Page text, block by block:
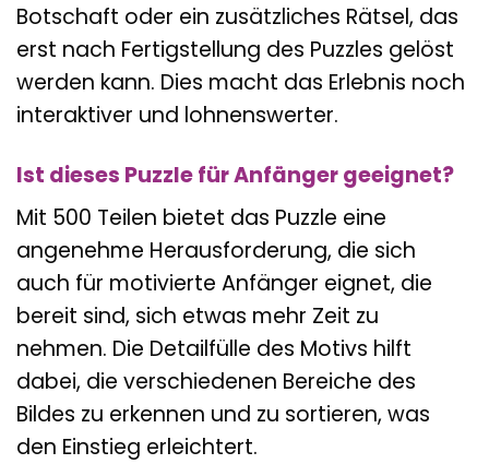
Botschaft oder ein zusätzliches Rätsel, das
erst nach Fertigstellung des Puzzles gelöst
werden kann. Dies macht das Erlebnis noch
interaktiver und lohnenswerter.
Ist dieses Puzzle für Anfänger geeignet?
Mit 500 Teilen bietet das Puzzle eine
angenehme Herausforderung, die sich
auch für motivierte Anfänger eignet, die
bereit sind, sich etwas mehr Zeit zu
nehmen. Die Detailfülle des Motivs hilft
dabei, die verschiedenen Bereiche des
Bildes zu erkennen und zu sortieren, was
den Einstieg erleichtert.